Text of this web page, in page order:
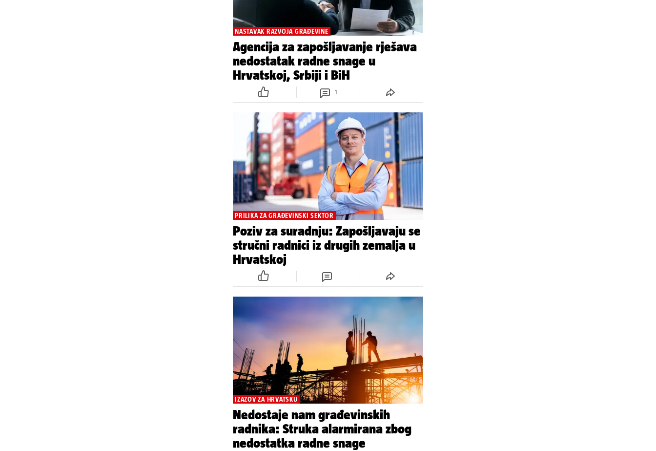
NASTAVAK RAZVOJA GRAĐEVINE
Agencija za zapošljavanje rješava
nedostatak radne snage u
Hrvatskoj, Srbiji i BiH
1
PRILIKA ZA GRAĐEVINSKI SEKTOR
Poziv za suradnju: Zapošljavaju se
stručni radnici iz drugih zemalja u
Hrvatskoj
IZAZOV ZA HRVATSKU
Nedostaje nam građevinskih
radnika: Struka alarmirana zbog
nedostatka radne snage